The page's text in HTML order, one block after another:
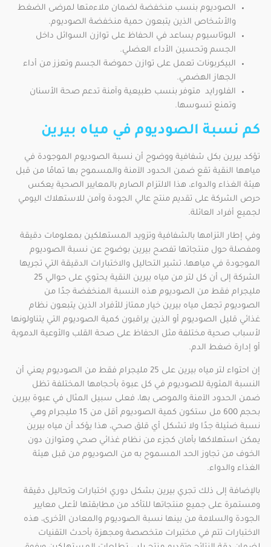
الصوديوم بنسب منخفضة لضمان ملاءمتها لمرضى الضغط
والأشخاص الذين يتبعون حمية منخفضة الصوديوم.
البوتاسيوم يساعد في الحفاظ على توازن السوائل داخل
الجسم وتحسين الأداء العضلي.
البيكربونات تعمل على توازن حموضة الجسم وتعزز من أداء
الجهاز الهضمي.
الفلورايد متوفر بنسب طبيعية وآمنة تدعم صحة الأسنان
وتمنع تسوسها.
كم نسبة الصوديوم في مياه بيرين
تؤكد بيرين بكل شفافية ووضوح أن نسبة الصوديوم الموجودة في
مياهها النقية تقع ضمن الحدود الآمنة والمسموح بها تمامًا من قبل
هيئة الغذاء والدواء، هذا الالتزام الصارم بالمعايير الصحية يعكس
حرص الشركة على تقديم منتج عالي الجودة وآمن للاستهلاك اليومي
لجميع أفراد العائلة.
وفي إطار التزامها بالشفافية وتزويد المستهلكين بمعلومات دقيقة
ومفصلة حول منتجاتها تفصح بيرين بوضوح عن نسبة الصوديوم
الموجودة في مياهها، تشير التحاليل والاختبارات الدقيقة التي تجريها
الشركة إلى أن كل لتر من مياه بيرين النقية يحتوي على حوالي 25
مليجرام فقط من الصوديوم هذه النسبة المنخفضة جدًا من
الصوديوم تجعل مياه بيرين خيار ممتاز للأفراد الذين يتبعون نظام
غذائي قليل الصوديوم أو الذين يراقبون كمية الصوديوم التي يتناولونها
لأسباب صحية مختلفة مثل الحفاظ على صحة القلب والأوعية الدموية
أو إدارة ضغط الدم.
إن احتواء لتر مياه بيرين على 25 مليجرام فقط من الصوديوم يعني أن
النسبة المئوية للصوديوم في كل عبوة بأحجامها المختلفة تظل
ضمن الحدود الآمنة والموصى بها، فعلى سبيل المثال في عبوة بيرين
بحجم 600 مل ستكون كمية الصوديوم أقل من 15 مليجرام وهي
نسبة ضئيلة جدًا ولا تشكل أي قلق صحي، هذا يؤكد أن مياه بيرين
يمكن استهلاكها بأمان كجزء من نظام غذائي صحي ومتوازن دون
الخوف من تجاوز الحد المسموح به من الصوديوم من قبل هيئة
الغذاء والدواء.
بالإضافة إلى ذلك تجري بيرين بشكل دوري اختبارات وتحاليل دقيقة
ومستمرة على جميع منتجاتها للتأكد من مطابقتها لأعلى معايير
الجودة والسلامة من بينها نسبة الصوديوم والمعادن الأخرى، هذه
الاختبارات تتم في مختبرات متخصصة ومجهزة بأحدث التقنيات